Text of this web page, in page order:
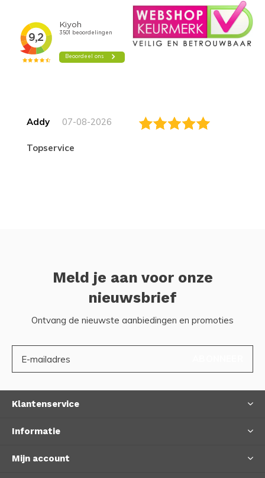
Addy 07-08-2026
topservice
Meld je aan voor onze
nieuwsbrief
Ontvang de nieuwste aanbiedingen en promoties
Klantenservice
Informatie
Mijn account